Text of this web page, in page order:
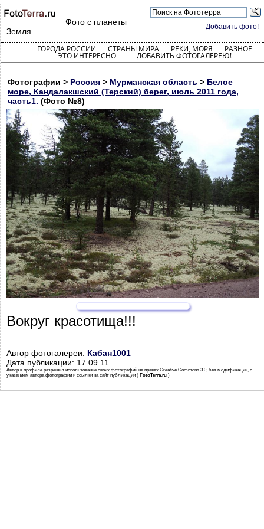
Добавить фото!
Фото с планеты
Земля
ГОРОДА РОССИИ СТРАНЫ МИРА РЕКИ, МОРЯ РАЗНОЕ
ЭТО ИНТЕРЕСНО ДОБАВИТЬ ФОТОГАЛЕРЕЮ!
Фотографии > Россия > Мурманская область > Белое
море, Кандалакшский (Терский) берег, июль 2011 года,
часть1. (Фото №8)
Вокруг красотища!!!
Автор фотогалереи: Кабан1001
Дата публикации: 17.09.11
Автор в профиле разрешил использование своих фотографий на правах Creative Commons 3.0, без модификации, с
указанием автора фотографии и ссылки на сайт публикации ( FotoTerra.ru )